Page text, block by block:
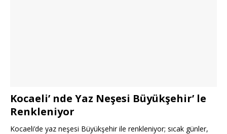
Kocaeli’ nde Yaz Neşesi Büyükşehir’ le
Renkleniyor
Kocaeli’de yaz neşesi Büyükşehir ile renkleniyor; sıcak günler,